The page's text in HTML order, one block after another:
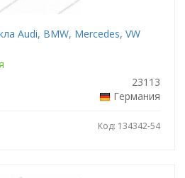
Audi, BMW, Mercedes, VW
23113
Германия
Код: 134342-54